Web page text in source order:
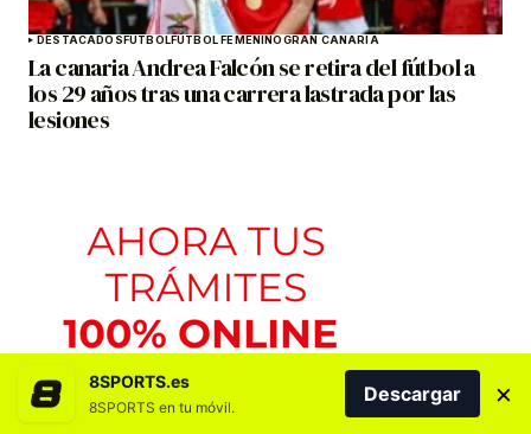
DESTACADOSFÚTBOLFÚTBOL FEMENINOGRAN CANARIA
La canaria Andrea Falcón se retira del fútbol a
los 29 años tras una carrera lastrada por las
lesiones
8SPORTS.es
8SPORTS en tu móvil.
Descargar ×